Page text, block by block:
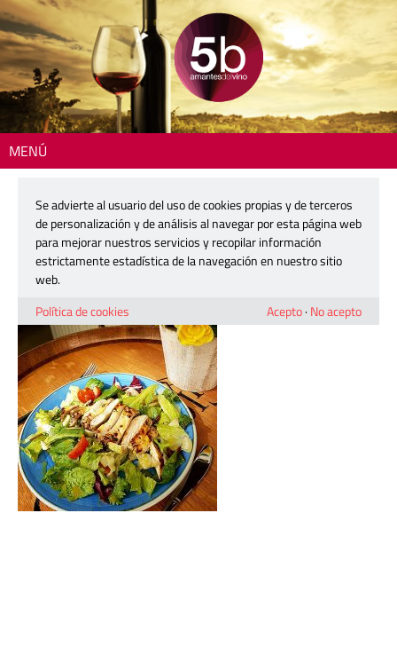
MENÚ
20 octubre, 2016
Se advierte al usuario del uso de cookies propias y de terceros
de personalización y de análisis al navegar por esta página web
para mejorar nuestros servicios y recopilar información
estrictamente estadística de la navegación en nuestro sitio
web.
Política de cookies
Acepto· No acepto